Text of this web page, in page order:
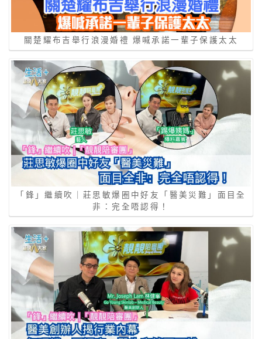
關楚耀布吉舉行浪漫婚禮 爆喊承諾一輩子保護太太
「鋒」繼續吹｜莊思敏爆圈中好友「醫美災難」面目全
非：完全唔認得！